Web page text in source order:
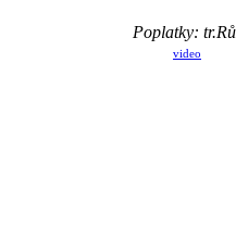
Poplatky:
video